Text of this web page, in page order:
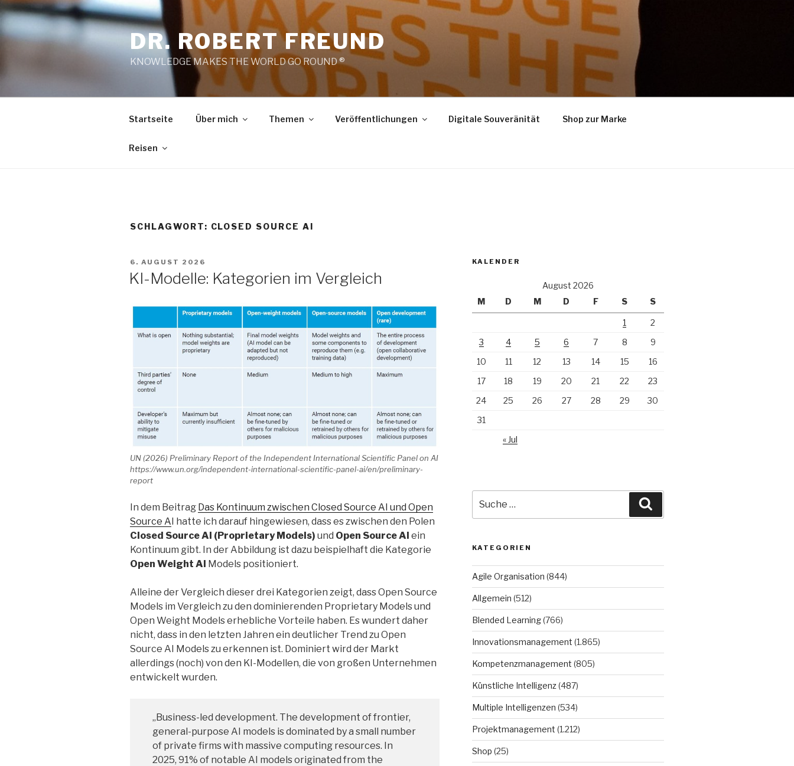
Zum
Inhalt
springen
DR. ROBERT FREUND
KNOWLEDGE MAKES THE WORLD GO ROUND ®
Startseite Über mich Themen Veröffentlichungen Digitale Souveränität Shop zur Marke
Reisen
SCHLAGWORT: CLOSED SOURCE AI
VERÖFFENTLICHT
6. AUGUST 2026
KI-Modelle: Kategorien im Vergleich
UN (2026) Preliminary Report of the Independent International Scientific Panel on AI
https://www.un.org/independent-international-scientific-panel-ai/en/preliminary-
report
In dem Beitrag Das Kontinuum zwischen Closed Source AI und Open
Source AI hatte ich darauf hingewiesen, dass es zwischen den Polen
Closed Source AI (Proprietary Models) und Open Source AI ein
Kontinuum gibt. In der Abbildung ist dazu beispielhaft die Kategorie
Open Weight AI Models positioniert.
Alleine der Vergleich dieser drei Kategorien zeigt, dass Open Source
Models im Vergleich zu den dominierenden Proprietary Models und
Open Weight Models erhebliche Vorteile haben. Es wundert daher
nicht, dass in den letzten Jahren ein deutlicher Trend zu Open
Source AI Models zu erkennen ist. Dominiert wird der Markt
allerdings (noch) von den KI-Modellen, die von großen Unternehmen
entwickelt wurden.
„Business-led development. The development of frontier,
general-purpose AI models is dominated by a small number
of private firms with massive computing resources. In
2025, 91% of notable AI models originated from the
KALENDER
August 2026
M
D M D F S S
1
2
3
4 5 6 7 8
9
10
11 12 13 14 15
16
17
18 19 20 21 22
23
24
25 26 27 28 29
30
31
« Jul
nach:
KATEGORIEN
Agile Organisation (844)
Allgemein (512)
Blended Learning(766)
Innovationsmanagement (1.865)
Kompetenzmanagement (805)
Künstliche Intelligenz(487)
Multiple Intelligenzen (534)
Projektmanagement (1.212)
Shop (25)